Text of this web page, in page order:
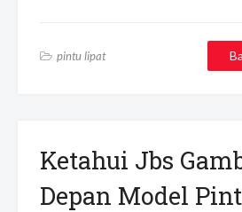
pintu lipat
Ketahui Jbs
Depan Model